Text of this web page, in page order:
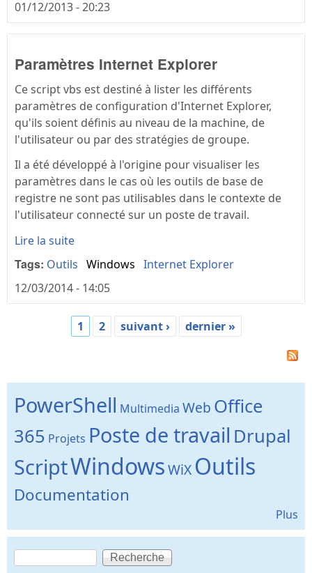
01/12/2013 - 20:23
Paramètres Internet Explorer
Ce script vbs est destiné à lister les différents
paramètres de configuration d'Internet Explorer,
qu'ils soient définis au niveau de la machine, de
l'utilisateur ou par des stratégies de groupe.
Il a été développé à l'origine pour visualiser les
paramètres dans le cas où les outils de base de
registre ne sont pas utilisables dans le contexte de
l'utilisateur connecté sur un poste de travail.
Lire la suite
Tags: Outils Windows Internet Explorer
12/03/2014 - 14:05
1 2 suivant › dernier »
PowerShell Multimedia Web Office
365 Projets Poste de travail Drupal
ScriptWindowsWiX Outils
Documentation
Plus
Formulaire de recherche
Recherche